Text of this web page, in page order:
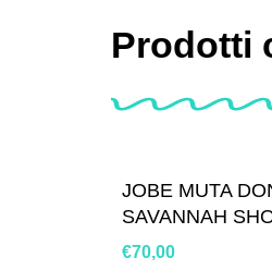
Prodotti
JOBE MUTA
SAVANNAH
€70,00